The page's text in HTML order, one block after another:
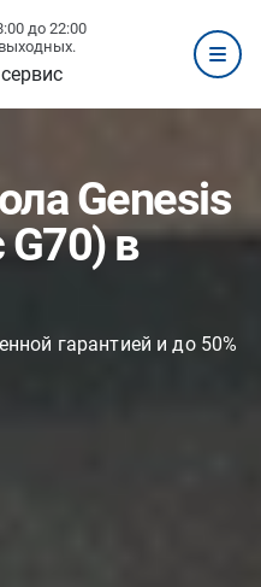
до 22:00
Genesis
G70) в
гарантией и до 50%